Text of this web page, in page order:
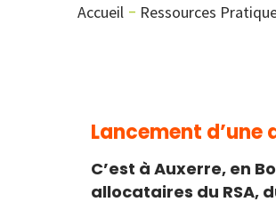
Accueil Ressources
Lancement d’une
C’est à Auxerre, en
allocataires du RSA,